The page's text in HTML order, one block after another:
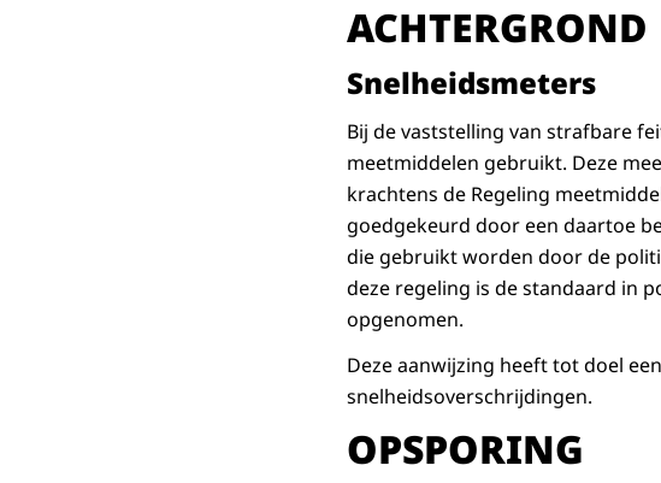
ACHTERGROND
Snelheidsmeters
Bij de vaststelling van strafbare
meetmiddelen gebruikt. Deze
krachtens de Regeling
goedgekeurd door een daartoe
die gebruikt worden door de
deze regeling is de standaard in
opgenomen.
Deze aanwijzing heeft tot doel
snelheidsoverschrijdingen.
OPSPORING